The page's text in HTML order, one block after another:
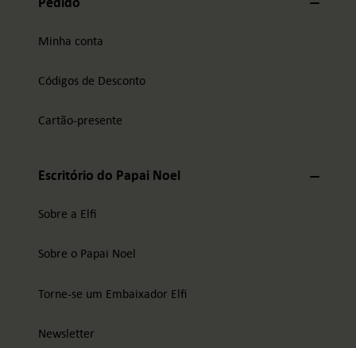
Minha conta
Códigos de Desconto
Cartão-presente
Escritório do Papai Noel
Sobre a Elfi
Sobre o Papai Noel
Torne-se um Embaixador Elfi
Newsletter